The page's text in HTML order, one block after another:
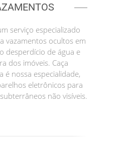
serviço especializado
vazamentos ocultos em
desperdício de água e
dos imóveis. Caça
é nossa especialidade,
eletrônicos para
não visíveis.